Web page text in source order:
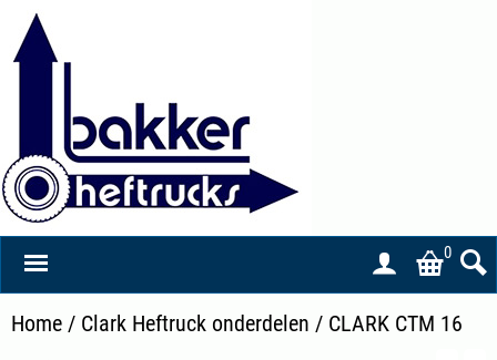
0
Home / Clark Heftruck onderdelen / CLARK CTM 16